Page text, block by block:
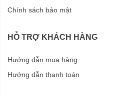
Chính sách bảo mật
HỖ TRỢ KHÁCH HÀNG
Hướng dẫn mua hàng
Hướng dẫn thanh toán